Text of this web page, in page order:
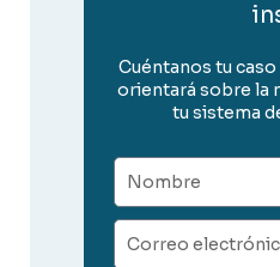
Cuéntanos tu
orientará sobre la
tu sistema
Nombre
Correo
electrónico